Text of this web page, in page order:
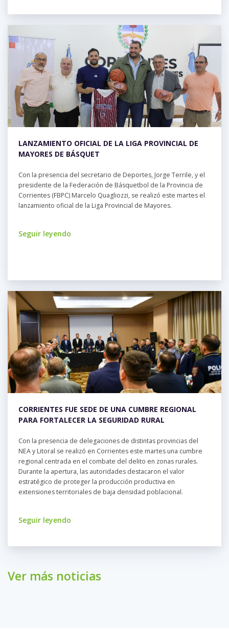
LANZAMIENTO OFICIAL DE LA LIGA PROVINCIAL DE
MAYORES DE BÁSQUET
Con la presencia del secretario de Deportes, Jorge Terrile, y el
presidente de la Federación de Básquetbol de la Provincia de
Corrientes (FBPC) Marcelo Quagliozzi, se realizó este martes el
lanzamiento oficial de la Liga Provincial de Mayores.
Seguir leyendo
CORRIENTES FUE SEDE DE UNA CUMBRE REGIONAL
PARA FORTALECER LA SEGURIDAD RURAL
Con la presencia de delegaciones de distintas provincias del
NEA y Litoral se realizó en Corrientes este martes una cumbre
regional centrada en el combate del delito en zonas rurales.
Durante la apertura, las autoridades destacaron el valor
estratégico de proteger la producción productiva en
extensiones territoriales de baja densidad poblacional.
Seguir leyendo
Ver más noticias